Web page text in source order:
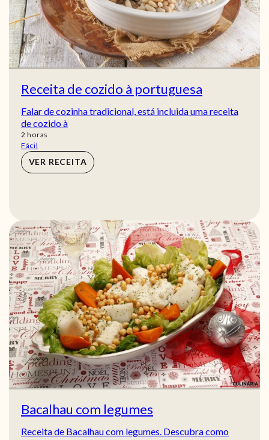
Receita de cozido à portuguesa
Falar de cozinha tradicional, está incluida uma receita
de cozido à
2 horas
horas
Fácil
VER RECEITA
Bacalhau com legumes
Receita de Bacalhau com legumes. Descubra como